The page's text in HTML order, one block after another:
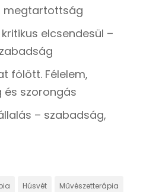
megtartottság
elcsendesül –
fölött. Félelem,
és szorongás
– szabadság,
Húsvét Művészetterápia